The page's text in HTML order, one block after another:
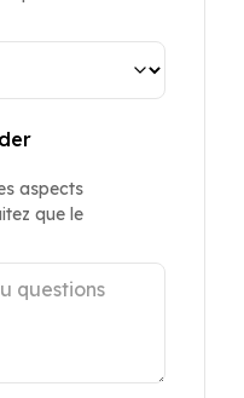
aspects
que le